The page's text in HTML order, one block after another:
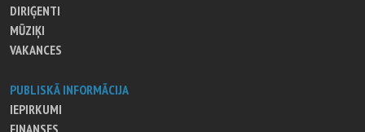
DIRIĢENTI
MŪZIĶI
VAKANCES
PUBLISKĀ INFORMĀCIJA
IEPIRKUMI
FINANSES